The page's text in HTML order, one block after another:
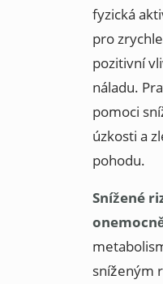
fyzická
pro
pozitivní
náladu.
pomoci
úzkosti a
pohodu.
Snížené
sníženým